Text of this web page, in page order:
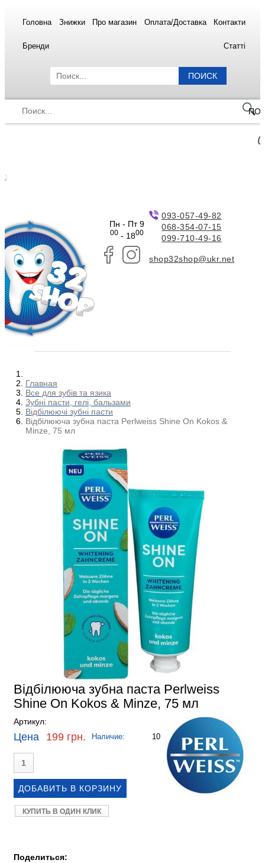
Головна Знижки Про магазин Оплата/Доставка Контакти
Бренди Статті
ПОИСК
Пн - Пт 9
00- 1800
093-057-49-82
068-354-07-15
099-710-49-16
shop32shop@ukr.net
Главная
Все для зубів та язика
Зубні пасти, гелі, бальзами
Відбілюючі зубні пасти
Відбілююча зубна паста Perlweiss Shine On Kokos &
Minze, 75 мл
Відбілююча зубна паста Perlweiss
Shine On Kokos & Minze, 75 мл
Артикул:
Цена 199 грн. Наличие: 10
КУПИТЬ В ОДИН КЛИК
Поделиться: